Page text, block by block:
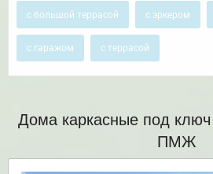
с большой террасой с эркером
с гаражом с террасой
Дома каркасные под
ПМЖ